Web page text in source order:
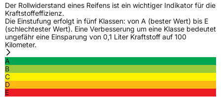
Der Rollwiderstand eines Reifens ist ein wichtiger Indikator für die
Kraftstoffeffizienz.
Die Einstufung erfolgt in fünf Klassen: von A (bester Wert) bis E
(schlechtester Wert). Eine Verbesserung um eine Klasse bedeutet
ungefähr eine Einsparung von 0,1 Liter Kraftstoff auf 100
Kilometer.
A
B
C
D
E